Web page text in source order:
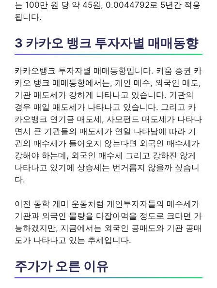
는 100만 원 당 약 45원, 0.0044792로 5년간 적용
됩니다.
3 카카오 뱅크 투자자별 매매동향
카카오뱅크 투자자별 매매동향입니다. 키움 증권 카
카오 뱅크 매매동향에서는, 개인 매수, 외국인 매도,
기관 매도세가 강하게 나타나고 있습니다. 기관의
경우 매일 매도세가 나타나고 있습니다. 그리고 카
카오뱅크 연기금 매도세, 사모펀드 매도세가 나타나
면서 큰 기관들의 매도세가 연일 나타남에 따라 기
관의 매수세가 들어오지 않는다면 외국인 매수세가
강해야 하는데, 외국인 매수세 그리고 강하진 않게
나타나고 있기에 상승세는 번거롭지 않을까 싶습니
다.
이전 동학 개미 운동처럼 개인투자자들의 매수세가
기관과 외국인 물량을 다잡아먹을 정도로 크다면 가
능하겠지만, 지금에서는 외국인 공매도와 기관 공매
도가 나타나고 있는 추세입니다.
주가가 오른 이유